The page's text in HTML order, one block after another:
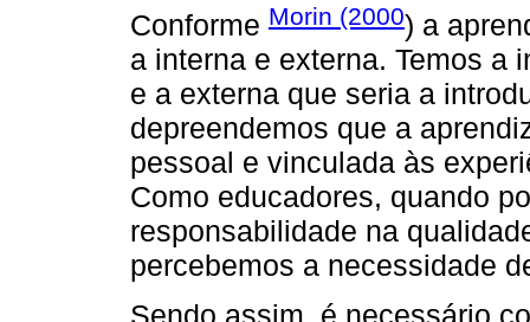
Conforme Morin (2000) a
a interna e externa. Temos a
e a externa que seria a
depreendemos que a
pessoal e vinculada às
Como educadores, quando
responsabilidade na
percebemos a necessidade
Sendo assim, é necessário